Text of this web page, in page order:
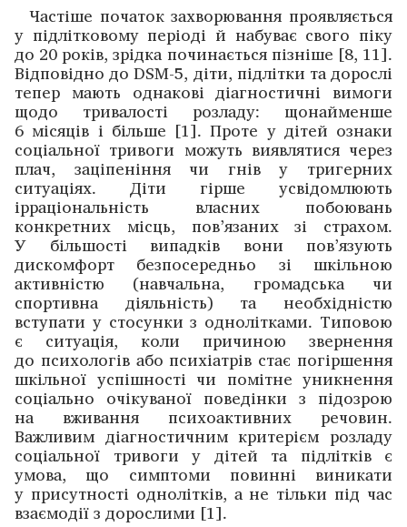
Частіше початок захворювання проявляється
у підлітковому періоді й набуває свого піку
до 20 років, зрідка починається пізніше [8, 11].
Відповідно до DSM-5, діти, підлітки та дорослі
тепер мають однакові діагностичні вимоги
щодо тривалості розладу: щонайменше
6 місяців і більше [1]. Проте у дітей ознаки
соціальної тривоги можуть виявлятися через
плач, заціпеніння чи гнів у тригерних
ситуаціях. Діти гірше усвідомлюють
ірраціональність власних побоювань
конкретних місць, пов’язаних зі страхом.
У більшості випадків вони пов’язують
дискомфорт безпосередньо зі шкільною
активністю (навчальна, громадська чи
спортивна діяльність) та необ­хідністю
вступати у стосунки з однолітками. Типовою
є ситуація, коли причиною звернення
до психологів або психіатрів стає погіршення
шкільної успішності чи помітне уникнення
соціально очікуваної поведінки з підозрою
на вживання психоактивних речовин.
Важливим ­діагностичним критерієм розладу
соціальної тривоги у дітей та підлітків є
умова, що симптоми повинні виникати
у присутності однолітків, а не тільки під час
взаємодії з дорослими [1].